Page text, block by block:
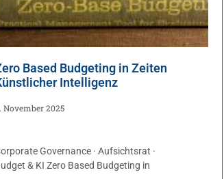
Based Budgeting in Zeiten
Intelligenz
November 2025
Governance · Aufsichtsrat ·
& KI Zero Based Budgeting in